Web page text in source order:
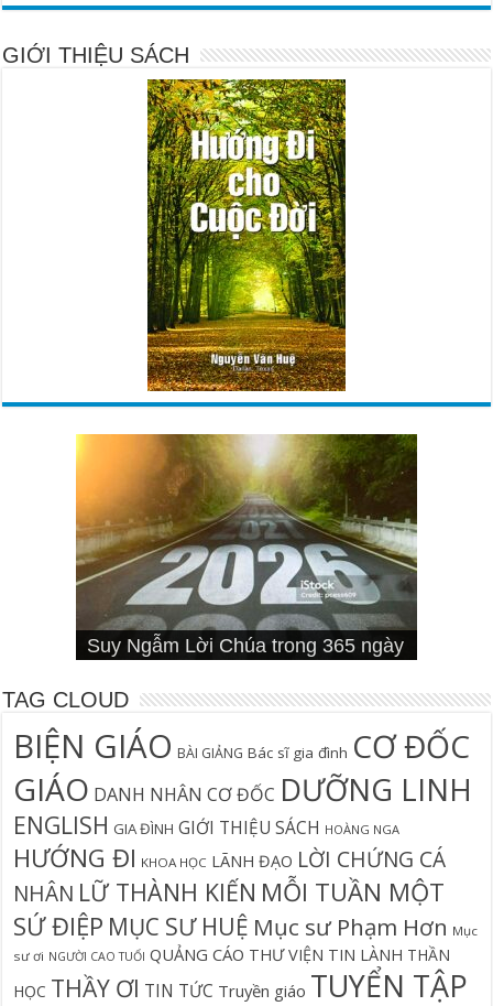
GIỚI THIỆU SÁCH
Suy Ngẫm Lời Chúa trong 365 ngày
Đối diện lương tâm
Thần học thay thế
Cơn Đại Nạn Và Hội Thánh (bản
hiệu đính)
Suy Ngẫm Lời Chúa 365 Ngày
Hội Thánh sẽ trải qua cơn đại nạn?
Câu Cá Và Đánh Lưới Người
4 Signs You Aren’t Walking In Your
Calling
Thiên Lộ Lịch Trình
Suy Ngẫm Tân Ước Với Warren W.
Wiersbe
TAG CLOUD
BIỆN GIÁO BÀI GIẢNG Bác sĩ gia đình CƠ ĐỐC
GIÁO DANH NHÂN CƠ ĐỐC DƯỠNG LINH
ENGLISH GIA ĐÌNH GIỚI THIỆU SÁCH HOÀNG NGA
HƯỚNG ĐI KHOA HỌC LÃNH ĐẠO LỜI CHỨNG CÁ
NHÂN LỮ THÀNH KIẾN MỖI TUẦN MỘT
SỨ ĐIỆP MỤC SƯ HUỆ Mục sư Phạm Hơn Mục
sư ơi NGƯỜI CAO TUỔI QUẢNG CÁO THƯ VIỆN TIN LÀNH THẦN
HỌC THẦY ƠI TIN TỨC Truyền giáo TUYỂN TẬP